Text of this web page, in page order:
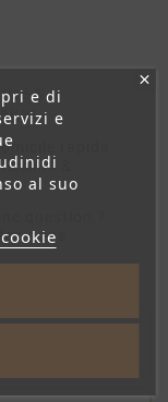
&
&
question ?
nous .
e di
e
al suo